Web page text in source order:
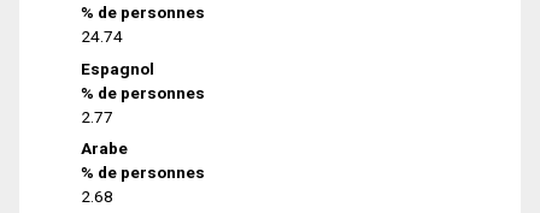
% de personnes
24.74
Espagnol
% de personnes
2.77
Arabe
% de personnes
2.68